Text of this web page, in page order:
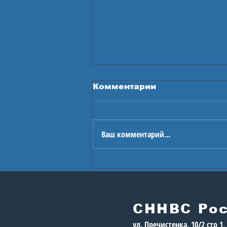
Игры будущего
Комментарии
Ваш комментарий...
СННВС
ул. Пречистенка, 10/2 стр